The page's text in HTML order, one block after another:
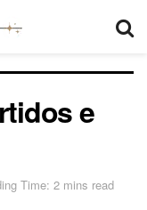
e
Time: 2 mins read